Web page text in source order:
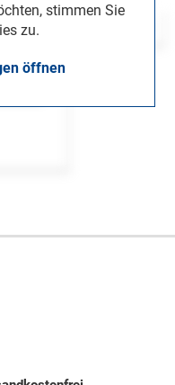
stimmen Sie
zu.
öffnen